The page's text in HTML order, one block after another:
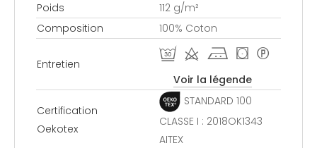
Poids
112 g/m²
Composition
100% Coton
Entretien
R d j ( *
Voir la légende
Certification
Oekotex
STANDARD 100
CLASSE I : 2018OK1343
AITEX